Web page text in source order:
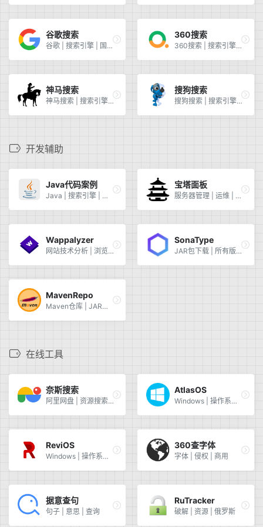
谷歌搜索
谷歌 | 搜索引擎 | 国外 | 谷歌
360搜索
360搜索 | 搜索引擎 | 国内
神马搜索
神马搜索 | 搜索引擎 | 国内
搜狗搜索
搜狗搜索 | 搜索引擎 | 国内
开发辅助
Java代码案例
Java | 搜索引擎 | 国内 | 查找代码
宝塔面板
服务器管理 | 运维 | 宝塔面板 | 一键安装 | 方便安装部署
Wappalyzer
网站技术分析 | 浏览器插件 | 使用技术 | 前端 | 后端
SonaType
JAR包下载 | 所有版本 | Java
MavenRepo
Maven仓库 | JAR包 | GAV坐标
在线工具
奈斯搜索
阿里网盘 | 资源搜索 | 聚合 | 强大 | 搜索引擎
AtlasOS
Windows | 操作系统 | 精简 | 游戏
ReviOS
Windows | 操作系统 | 精简 | 游戏 | 办公
360查字体
字体 | 侵权 | 商用
据意查句
句子 | 意思 | 查询
RuTracker
破解 | 资源 | 俄罗斯